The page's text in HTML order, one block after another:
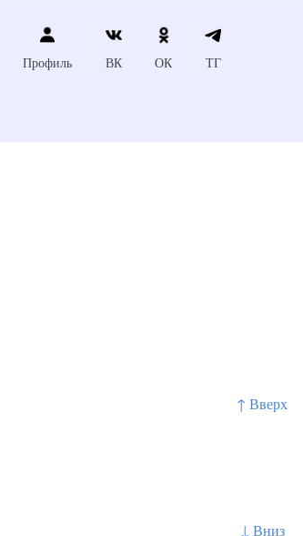
↑ Вверх
↓ Вниз
Профиль ВК ОК ТГ